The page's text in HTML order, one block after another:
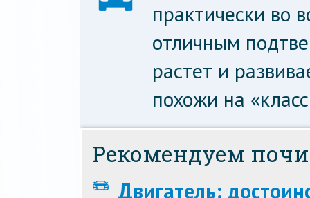
практически во
отличным
растет и
похожи на
Рекомендуем
Двигатель: